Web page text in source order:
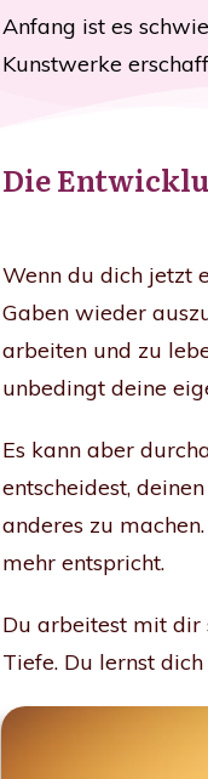
Anfang ist es
Kunstwerke
Die
Wenn du dich jetzt
Gaben wieder
arbeiten und zu
unbedingt deine
Es kann aber
entscheidest,
anderes zu
mehr entspricht.
Du arbeitest mit dir
Tiefe. Du lernst